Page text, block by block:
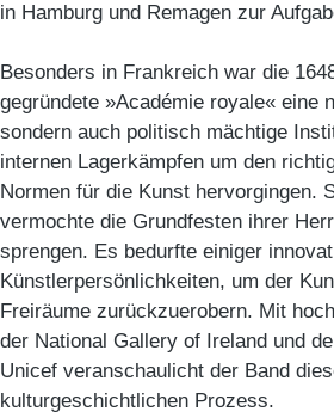
in Hamburg und Remagen zur
Besonders in Frankreich war die
gegründete »Académie royale« eine
sondern auch politisch mächtige
internen Lagerkämpfen um den
Normen für die Kunst hervorgingen.
vermochte die Grundfesten ihrer
sprengen. Es bedurfte einiger
Künstlerpersönlichkeiten, um der
Freiräume zurückzuerobern. Mit
der National Gallery of Ireland und
Unicef veranschaulicht der Band
kulturgeschichtlichen Prozess.